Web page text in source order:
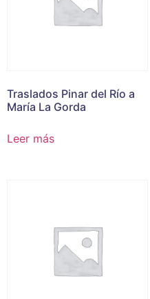
Traslados Pinar del Río a
María La Gorda
Leer más